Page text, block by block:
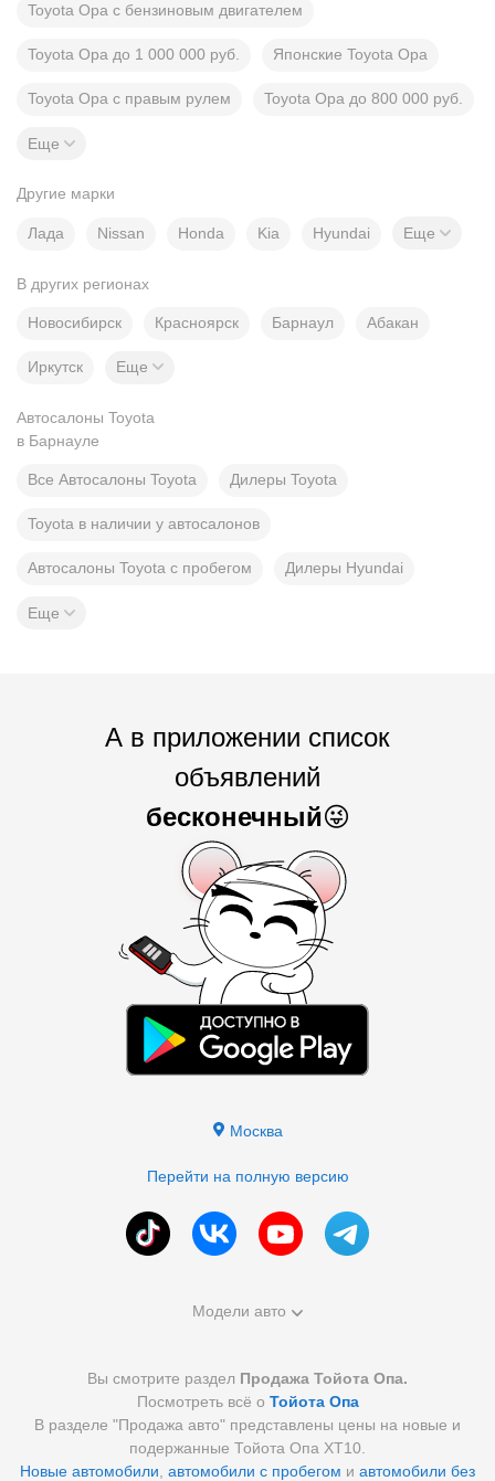
Toyota Opa с бензиновым двигателем
Toyota Opa до 1 000 000 руб. Японские Toyota Opa
Toyota Opa с правым рулем Toyota Opa до 800 000 руб.
Еще
Другие марки
Лада Nissan Honda Kia Hyundai Еще
В других регионах
Новосибирск Красноярск Барнаул Абакан
Иркутск Еще
Автосалоны Toyota
в Барнауле
Все Автосалоны Toyota Дилеры Toyota
Toyota в наличии у автосалонов
Автосалоны Toyota с пробегом Дилеры Hyundai
Еще
А в приложении список
объявлений
бесконечный😜
Москва
Перейти на полную версию
Модели авто
Вы смотрите раздел Продажа Тойота Опа.
Посмотреть всё о Тойота Опа
В разделе "Продажа авто" представлены цены на новые и
подержанные Тойота Опа XT10.
Новые автомобили автомобили с пробегом и автомобили без